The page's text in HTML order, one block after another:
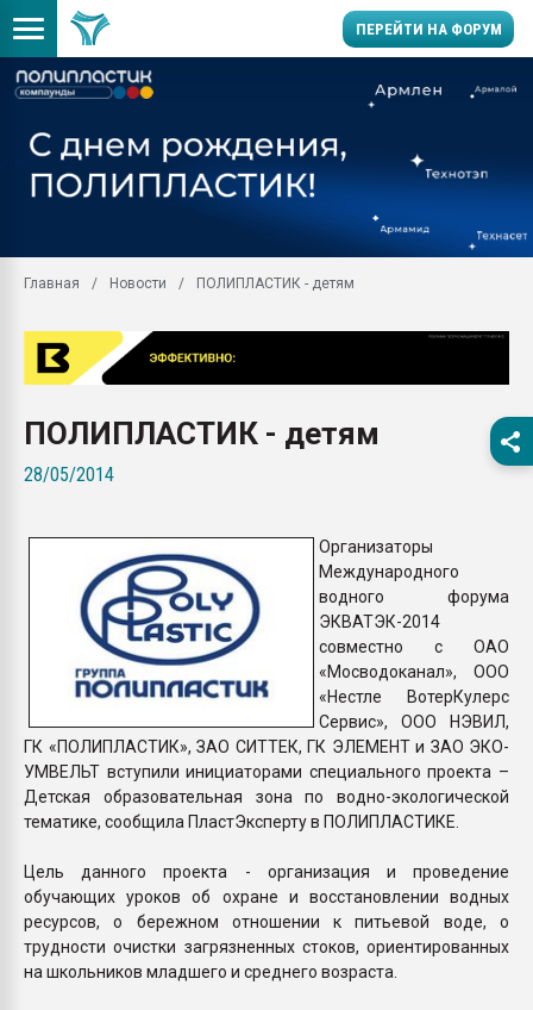
ПЕРЕЙТИ НА ФОРУМ
Вакуум-формовочные
28.07.2026
28.07.2026
Материал
вакуумного
Armaloy PC/ABS-1IM
ПЕРЕЙТИ НА
Главная Новости ПОЛИПЛАСТИК - детям
ПОЛИПЛАСТИК - детям
28/05/2014
Организаторы
Международного
водного форума
ЭКВАТЭК-2014
совместно с ОАО
«Мосводоканал», ООО
«Нестле ВотерКулерс
Сервис», ООО НЭВИЛ,
ГК «ПОЛИПЛАСТИК», ЗАО СИТТЕК, ГК ЭЛЕМЕНТ и ЗАО ЭКО-
УМВЕЛЬТ вступили инициаторами специального проекта –
Детская образовательная зона по водно-экологической
тематике, сообщила ПластЭксперту в ПОЛИПЛАСТИКЕ.
Цель данного проекта - организация и проведение
обучающих уроков об охране и восстановлении водных
ресурсов, о бережном отношении к питьевой воде, о
трудности очистки загрязненных стоков, ориентированных
на школьников младшего и среднего возраста.